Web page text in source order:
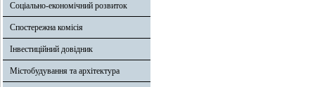
Соціально-економічний розвиток
Спостережна комісія
Інвестиційний довідник
Містобудування та архітектура